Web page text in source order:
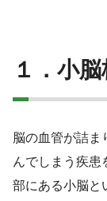
１．小
脳の血管が詰
んでしまう疾患
部にある小脳と